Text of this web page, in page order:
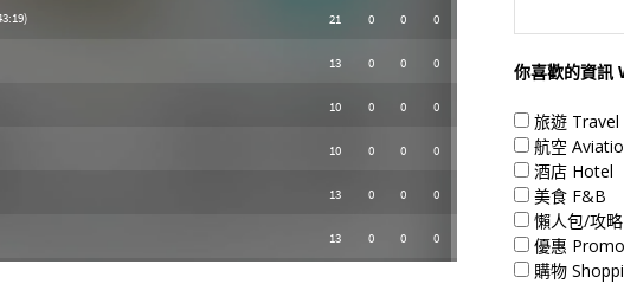
你喜歡的資
旅遊 Travel
航空
酒店 Hotel
美食 F&B
懶人包/攻
優惠 Promo
購物